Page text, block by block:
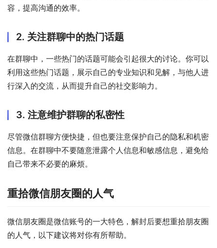
容，提高沟通的效率。
2. 关注群聊中的热门话题
在群聊中，一些热门的话题可能会引起很大的讨论。你可以
利用这些热门话题，展示自己的专业知识和见解，与他人进
行深入的交流，从而提升自己的社交影响力。
3. 注意维护群聊的私密性
尽管微信群聊方便快捷，但也要注意保护自己的隐私和机密
信息。在群聊中不要随意泄露个人信息和敏感信息，避免给
自己带来不必要的麻烦。
重拾微信朋友圈的人气
微信朋友圈是微信账号的一大特色，解封后要想重拾朋友圈
的人气，以下建议将对你有所帮助。